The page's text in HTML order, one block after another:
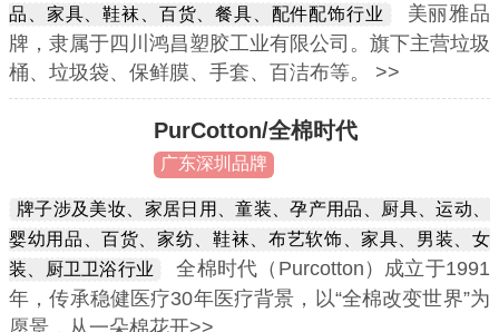
品、家具、鞋袜、百货、餐具、配件配饰行业
美丽雅品
牌，隶属于四川鸿昌塑胶工业有限公司。旗下主营垃圾
桶、垃圾袋、保鲜膜、手套、百洁布等。 >>
PurCotton/全棉时代
广东深圳品牌
牌子涉及美妆、家居日用、童装、孕产用品、厨具、运动、
婴幼用品、百货、家纺、鞋袜、布艺软饰、家具、男装、女
装、厨卫卫浴行业
全棉时代（Purcotton）成立于1991
年，传承稳健医疗30年医疗背景，以“全棉改变世界”为
愿景，从一朵棉花开>>